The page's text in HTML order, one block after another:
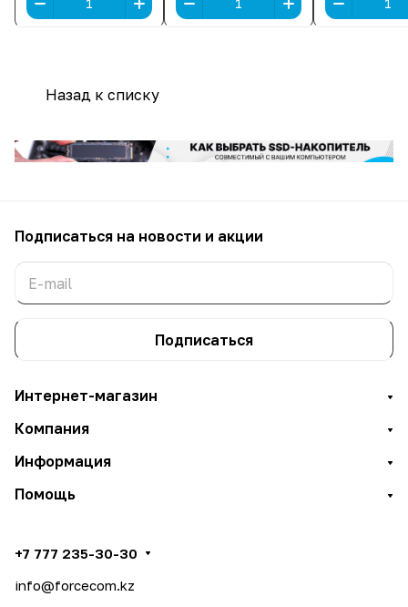
1050 Мб/с, запись:
Назад к списку
Подписаться на новости и акции
Подписаться
Интернет-магазин
Компания
Информация
Помощь
+7 777 235-30-30
info@forcecom.kz